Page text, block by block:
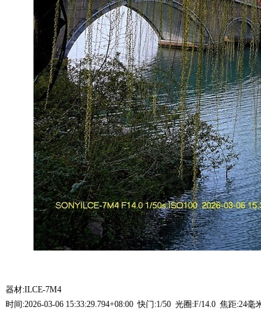
器材:ILCE-7M4
时间:2026-03-06 15:33:29.794+08:00 快门:1/50 光圈:F/14.0 焦距:24毫